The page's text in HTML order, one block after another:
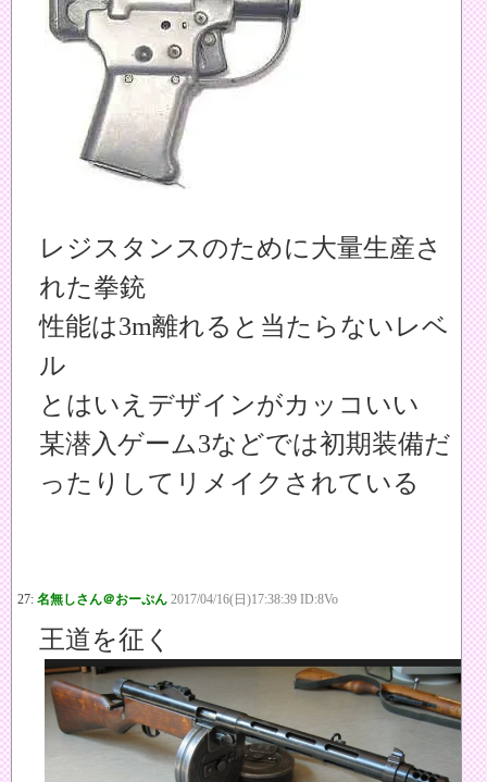
レジスタンスのために大量生産さ
れた拳銃
性能は3m離れると当たらないレベ
ル
とはいえデザインがカッコいい
某潜入ゲーム3などでは初期装備だ
ったりしてリメイクされている
27: 名無しさん＠おーぷん 2017/04/16(日)17:38:39 ID:8Vo
王道を征く